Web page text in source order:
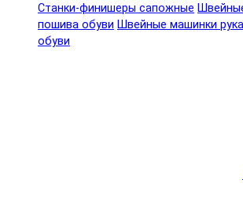
Станки-финишеры сапожные
пошива обуви Швейные машинки
обуви